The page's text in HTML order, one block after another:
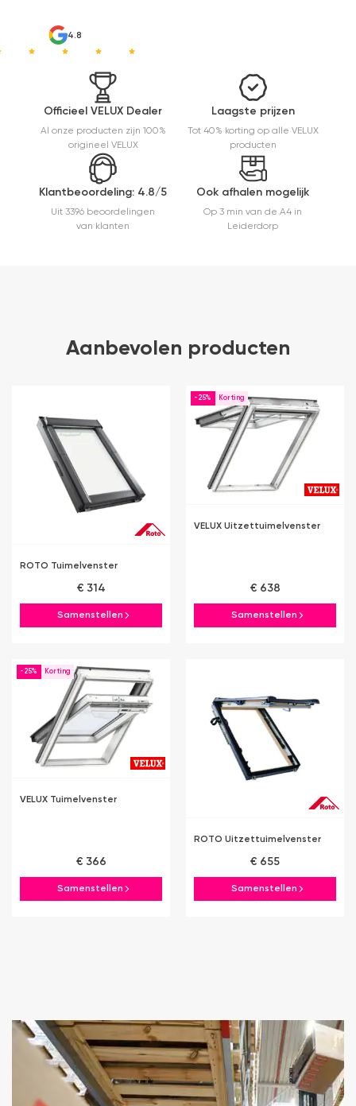
veel
mooier uit
en kreukt
niet bij het
inrollen.
4.8
Officieel VELUX Dealer
Al onze producten zijn 100%
origineel VELUX
Laagste prijzen
Tot 40% korting op alle VELUX
producten
Klantbeoordeling: 4.8/5
Uit 3396 beoordelingen
van klanten
Ook afhalen mogelijk
Op 3 min van de A4 in
Leiderdorp
Aanbevolen producten
ROTO Tuimelvenster
€ 314
Samenstellen
-25%
VELUX Uitzettuimelvenster
€ 638
Samenstellen
-25%
VELUX Tuimelvenster
€ 366
Samenstellen
ROTO Uitzettuimelvenster
€ 655
Samenstellen